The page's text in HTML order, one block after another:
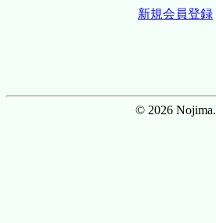
新規会員登録
© 2026 Nojima.